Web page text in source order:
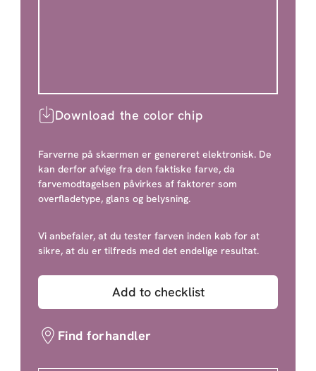
Download the color chip
Farverne på skærmen er genereret elektronisk. De
kan derfor afvige fra den faktiske farve, da
farvemodtagelsen påvirkes af faktorer som
overfladetype, glans og belysning.
Vi anbefaler, at du tester farven inden køb for at
sikre, at du er tilfreds med det endelige resultat.
Add to checklist
Find forhandler